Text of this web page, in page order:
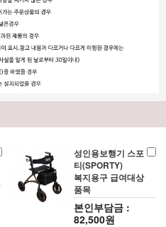
성인용보행기 스포
티(SPORTY)
복지용구 급여대상
품목
본인부담금 :
82,500원